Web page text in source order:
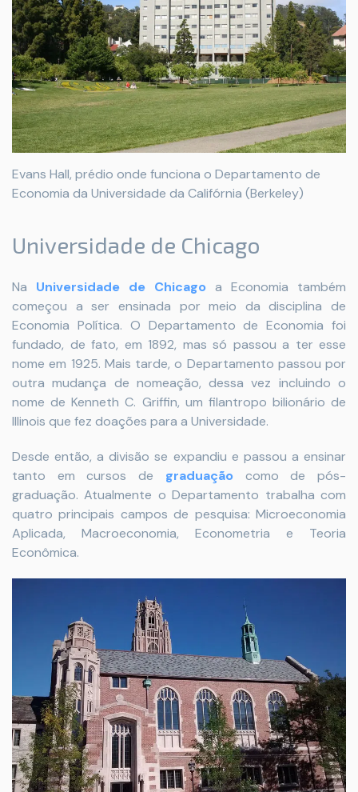
Evans Hall, prédio onde funciona o Departamento de
Economia da Universidade da Califórnia (Berkeley)
Universidade de Chicago
Na Universidade de Chicago a Economia também
começou a ser ensinada por meio da disciplina de
Economia Política. O Departamento de Economia foi
fundado, de fato, em 1892, mas só passou a ter esse
nome em 1925. Mais tarde, o Departamento passou por
outra mudança de nomeação, dessa vez incluindo o
nome de Kenneth C. Griffin, um filantropo bilionário de
Illinois que fez doações para a Universidade.
Desde então, a divisão se expandiu e passou a ensinar
tanto em cursos de graduação
como de pós-
graduação. Atualmente o Departamento trabalha com
quatro principais campos de pesquisa: Microeconomia
Aplicada, Macroeconomia, Econometria e Teoria
Econômica.